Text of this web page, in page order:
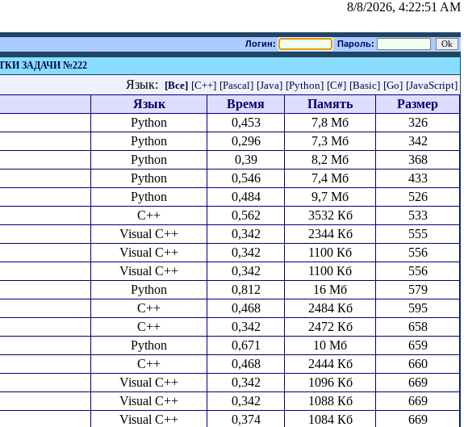
8/8/2026, 4:22:51 AM
Логин: Пароль:
ЗАДАЧИ №222
Язык: [Все] [C++] [Pascal] [Java] [Python] [C#] [Basic] [Go] [JavaScript]
Язык Время Память
Размер
Python 0,453 7,8 Мб
326
Python 0,296 7,3 Мб
342
Python 0,39 8,2 Мб
368
Python 0,546 7,4 Мб
433
Python 0,484 9,7 Мб
526
C++ 0,562 3532 Кб
533
Visual C++ 0,342 2344 Кб
555
Visual C++ 0,342 1100 Кб
556
Visual C++ 0,342 1100 Кб
556
Python 0,812 16 Мб
579
C++ 0,468 2484 Кб
595
C++ 0,342 2472 Кб
658
Python 0,671 10 Мб
659
C++ 0,468 2444 Кб
660
Visual C++ 0,342 1096 Кб
669
Visual C++ 0,342 1088 Кб
669
Visual C++ 0,374 1084 Кб
669